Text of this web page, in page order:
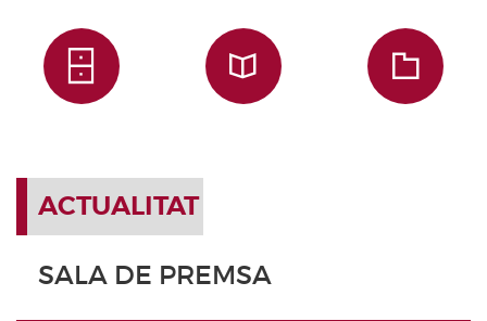
ACTUALITAT
SALA DE PREMSA